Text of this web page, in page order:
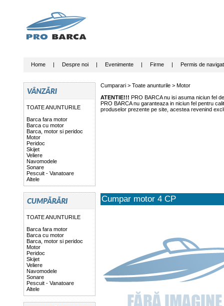
Home| Despre noi| Evenimente| Firme| Permis de
TOATE ANUNTURILE
Barca fara motor
Barca cu motor
Barca, motor si peridoc
Motor
Peridoc
Skijet
Veliere
Navomodele
Sonare
Pescuit - Vanatoare
Altele
TOATE ANUNTURILE
Barca fara motor
Barca cu motor
Barca, motor si peridoc
Motor
Peridoc
Skijet
Veliere
Navomodele
Sonare
Pescuit - Vanatoare
Altele
Cumparari > Toate anunturile> Motor
ATENTIE!!! PRO BARCA nu isi asuma niciun fel
PRO BARCA nu garanteaza in niciun fel pentru
produselor prezente pe site, acestea revenind
Cumpar motor 4 CP